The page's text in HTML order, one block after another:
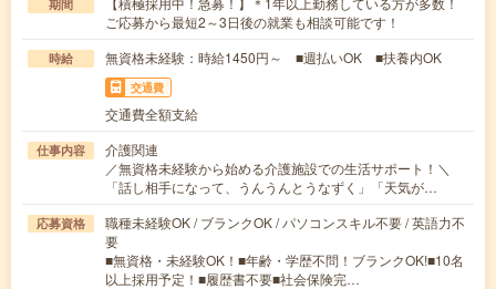
期間
ご応募から最短2～3日後の就業も相談可能です！
時給 無資格未経験：時給1450円～ ■週払いOK ■扶養内OK
交通費
交通費全額支給
仕事内容
介護関連
／無資格未経験から始める介護施設での生活サポート！＼
「話し相手になって、うんうんとうなずく」「天気が…
応募資格
職種未経験OK / ブランクOK / パソコンスキル不要 / 英語力不
要
■無資格・未経験OK！■年齢・学歴不問！ブランクOK!■10名
以上採用予定！■履歴書不要■社会保険完…